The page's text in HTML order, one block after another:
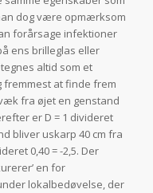
dog være opmærksom
forårsage infektioner
ens brilleglas eller
altid som et
fremmest at finde frem
fra øjet en genstand
er D = 1 divideret
bliver uskarp 40 cm fra
0,40 = -2,5. Der
en for
lokalbedøvelse, der